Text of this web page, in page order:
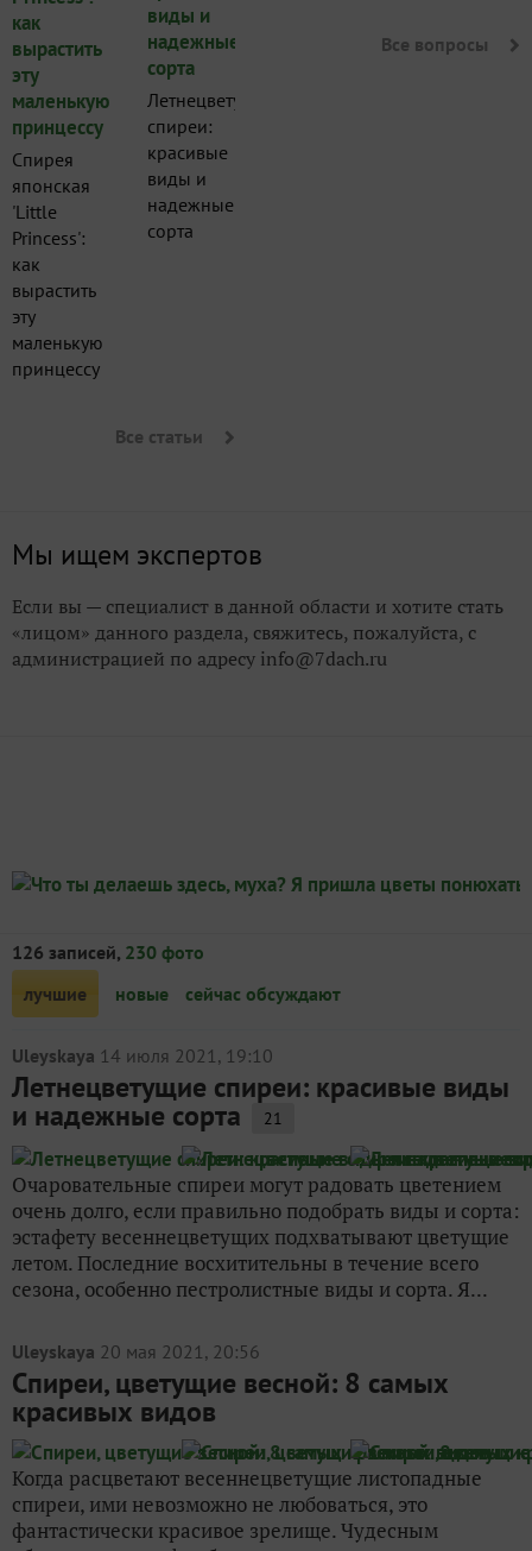
Спирея
японская
'Little
Princess':
как
вырастить
эту
маленькую
принцессу
Летнецветущие
спиреи:
красивые
виды и
надежные
сорта
Все статьи
Все вопросы
Мы ищем экспертов
Если вы — специалист в данной области и хотите стать
«лицом» данного раздела, свяжитесь, пожалуйста, с
администрацией по адресу info@7dach.ru
126 записей, 230 фото
лучшие
новые сейчас обсуждают
Uleyskaya 14 июля 2021, 19:10
Летнецветущие спиреи: красивые виды
и надежные сорта 21
Очаровательные спиреи могут радовать цветением
очень долго, если правильно подобрать виды и сорта:
эстафету весеннецветущих подхватывают цветущие
летом. Последние восхитительны в течение всего
сезона, особенно пестролистные виды и сорта. Я...
Uleyskaya 20 мая 2021, 20:56
Cпиреи, цветущие весной: 8 самых
красивых видов
Когда расцветают весеннецветущие листопадные
спиреи, ими невозможно не любоваться, это
фантастически красивое зрелище. Чудесным